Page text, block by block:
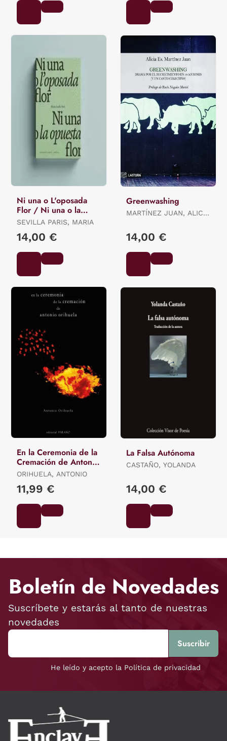
Ni una o L'oposada
Flor / Ni una o la
Opuesta Flor.
SEVILLA PARIS, MARIA
14,00 €
Greenwashing
MARTÍNEZ JUAN, ALICIA
14,00 €
En la Ceremonia de la
Cremación de Antonio
Orihuela
ORIHUELA, ANTONIO
11,99 €
La Falsa Autónoma
CASTAÑO, YOLANDA
14,00 €
Boletín de Novedades
Suscríbete y estarás al tanto de nuestras
novedades
He leído y acepto la Política de privacidad